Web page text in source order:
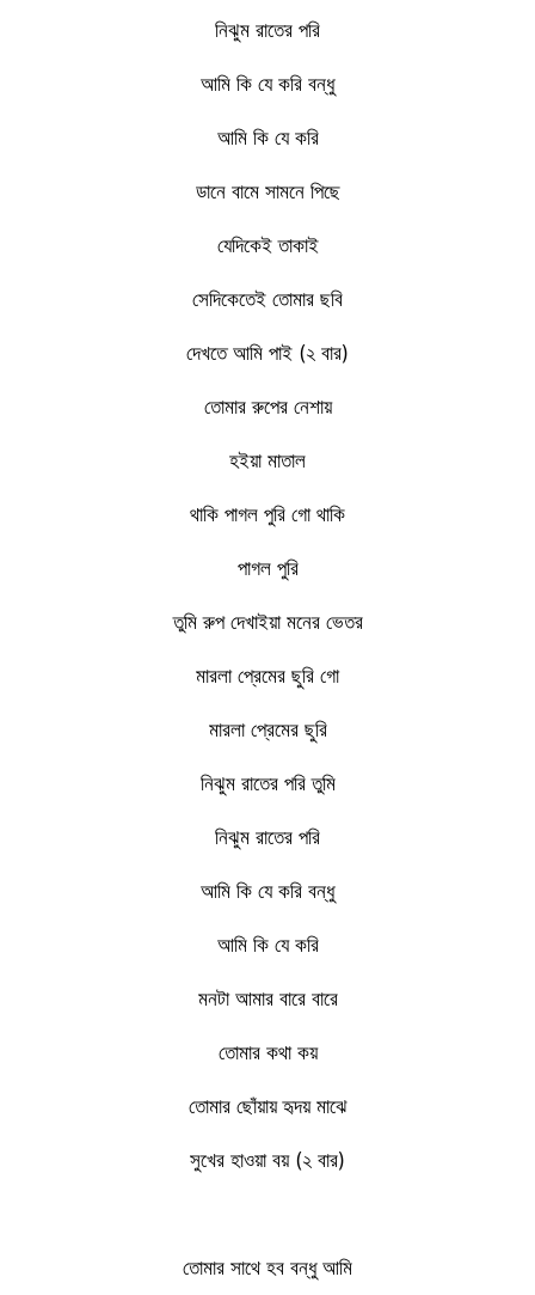
নিঝুম রাতের পরি
আমি কি যে করি বন্ধু
আমি কি যে করি
ডানে বামে সামনে পিছে
যেদিকেই তাকাই
সেদিকেতেই তোমার ছবি
দেখতে আমি পাই (২ বার)
তোমার রুপের নেশায়
হইয়া মাতাল
থাকি পাগল পুরি গো থাকি
পাগল পুরি
তুমি রুপ দেখাইয়া মনের ভেতর
মারলা প্রেমের ছুরি গো
মারলা প্রেমের ছুরি
নিঝুম রাতের পরি তুমি
নিঝুম রাতের পরি
আমি কি যে করি বন্ধু
আমি কি যে করি
মনটা আমার বারে বারে
তোমার কথা কয়
তোমার ছোঁয়ায় হৃদয় মাঝে
সুখের হাওয়া বয় (২ বার)
তোমার সাথে হব বন্ধু আমি